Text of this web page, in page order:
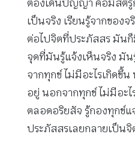
ต้องเดินปัญญา คือมีสติรู้
เป็นจริง เรียนรู้จากของ
ต่อไปจิตที่ประภัสสร มัน
จุดที่มันรู้แจ้งเห็นจริง มัน
จากทุกข์ ไม่มีอะไรเกิดขึ้
อยู่ นอกจากทุกข์ ไม่มีอะ
ตลอดอริยสัจ รู้กองทุกข์แ
ประภัสสรเลยกลายเป็น